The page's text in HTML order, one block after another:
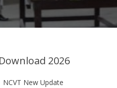
2026
NCVT New Update